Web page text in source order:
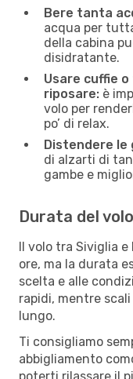
Bere tanta
acqua per
della cabina
disidratante.
Usare cuffie
riposare: è
volo per
po’ di relax.
Distendere le
di alzarti di
gambe e
Durata del
Il volo tra Siviglia
ore, ma la durata
scelta e alle
rapidi, mentre
lungo.
Ti consigliamo
abbigliamento